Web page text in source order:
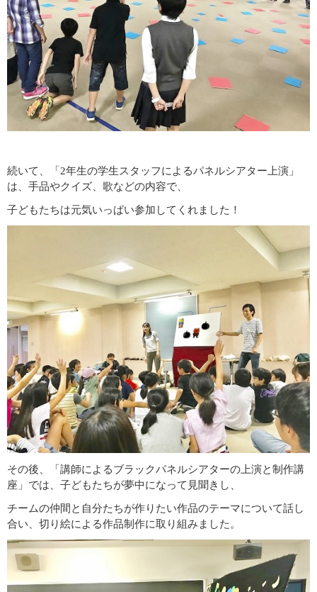
続いて、「2年生の学生スタッフによるパネルシアター上演」
は、手品やクイズ、歌などの内容で、
子どもたちは元気いっぱい参加してくれました！
その後、「講師によるブラックパネルシアターの上演と制作講
座」では、子どもたちが夢中になって見聞きし、
チームの仲間と自分たちが作りたい作品のテーマについて話し
合い、切り絵による作品制作に取り組みました。